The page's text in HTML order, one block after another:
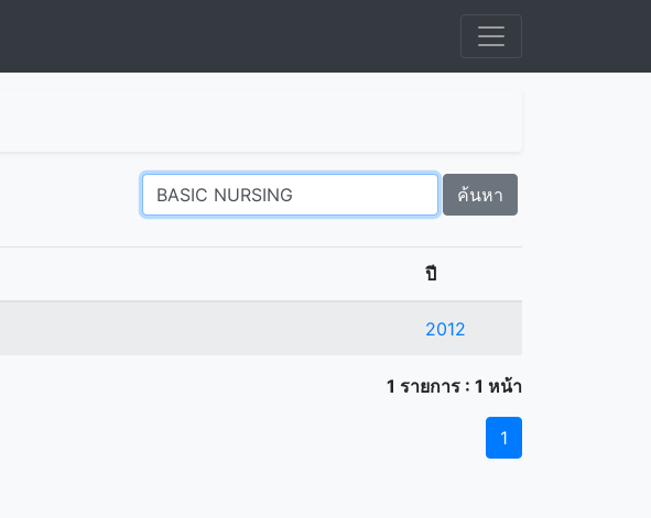
ค้นหา
ปี
2012
1 รายการ : 1 หน้า
1